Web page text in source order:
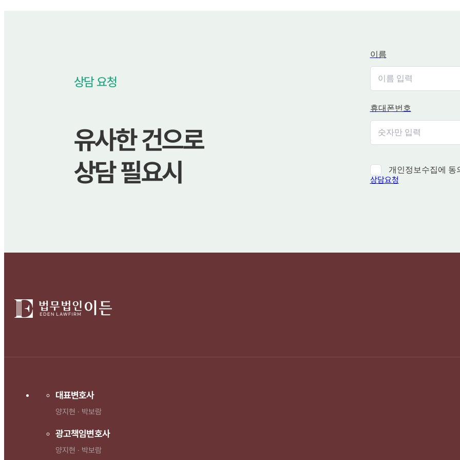
상담 요청
유사한 건으로
상담 필요시
이름
휴대폰번호
개인정보수집에 동
상담요청
대표변호사
양지현 · 박보람
광고책임변호사
양지현 · 박보람